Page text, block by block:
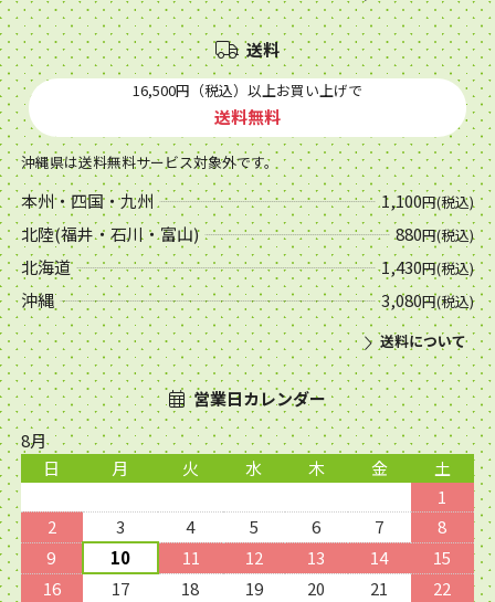
送料
16,500円（税込）以上お買い上げで
送料無料
沖縄県は送料無料サービス対象外です。
本州・四国・九州 1,100円(税込)
北陸(福井・石川・富山) 880円(税込)
北海道 1,430円(税込)
沖縄 3,080円(税込)
送料について
営業日カレンダー
8月
日
月 火 水 木 金
土
1
2
3 4 5 6 7
8
9
10 11 12 13 14
15
16
17 18 19 20 21
22